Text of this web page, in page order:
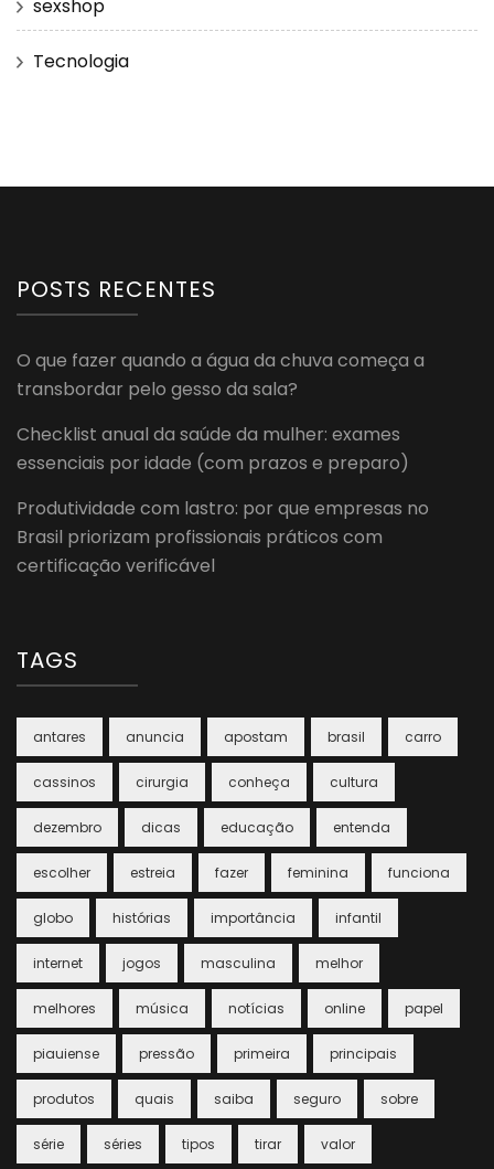
sexshop
Tecnologia
POSTS RECENTES
O que fazer quando a água da chuva começa a
transbordar pelo gesso da sala?
Checklist anual da saúde da mulher: exames
essenciais por idade (com prazos e preparo)
Produtividade com lastro: por que empresas no
Brasil priorizam profissionais práticos com
certificação verificável
TAGS
antares anuncia apostam brasil carro
cassinos cirurgia conheça cultura
dezembro dicas educação entenda
escolher estreia fazer feminina funciona
globo histórias importância infantil
internet jogos masculina melhor
melhores música notícias online papel
piauiense pressão primeira principais
produtos quais saiba seguro sobre
série séries tipos tirar valor